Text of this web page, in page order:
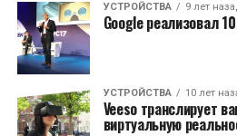
УСТРОЙСТВА 9 лет
Google реализовал
УСТРОЙСТВА 10 лет
Veeso транслирует
виртуальную